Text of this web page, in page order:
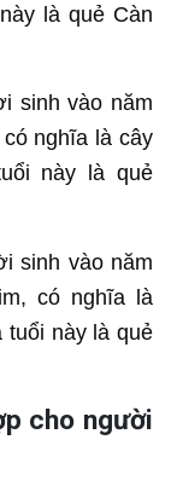
là quẻ Càn
sinh vào năm
nghĩa là cây
này là quẻ
sinh vào năm
có nghĩa là
tuổi này là quẻ
cho người